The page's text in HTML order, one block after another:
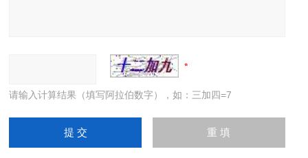
请输入计算结果（填写阿拉伯数字），如：三加四=7